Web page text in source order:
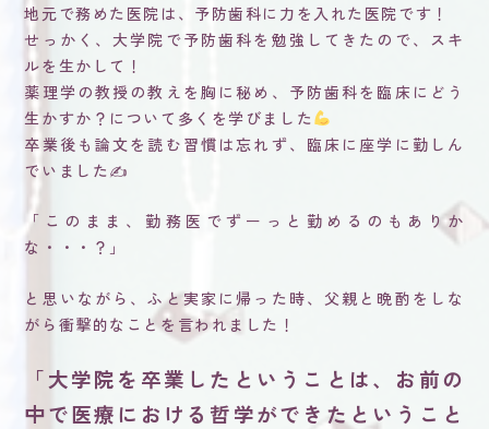
地元で務めた医院は、予防歯科に力を入れた医院です！
せっかく、大学院で予防歯科を勉強してきたので、スキ
ルを生かして！
薬理学の教授の教えを胸に秘め、予防歯科を臨床にどう
生かすか？について多くを学びました
卒業後も論文を読む習慣は忘れず、臨床に座学に勤しん
でいました✍
「このまま、勤務医でずーっと勤めるのもありか
な・・・？」
と思いながら、ふと実家に帰った時、父親と晩酌をしな
がら衝撃的なことを言われました！
「大学院を卒業したということは、お前の
中で医療における哲学ができたということ